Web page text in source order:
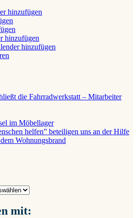
hinzufügen
hinzufügen
hinzufügen
die Fahrradwerkstatt – Mitarbeiter
im Möbellager
helfen” beteiligen uns an der Hilfe
Wohnungsbrand
mit: